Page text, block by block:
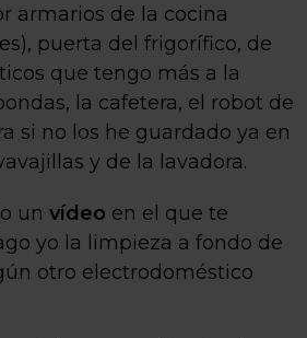
armarios de la cocina
puerta del frigorífico, de
que tengo más a la
la cafetera, el robot de
si no los he guardado ya en
y de la lavadora.
un vídeo en el que te
yo la limpieza a fondo de
otro electrodoméstico